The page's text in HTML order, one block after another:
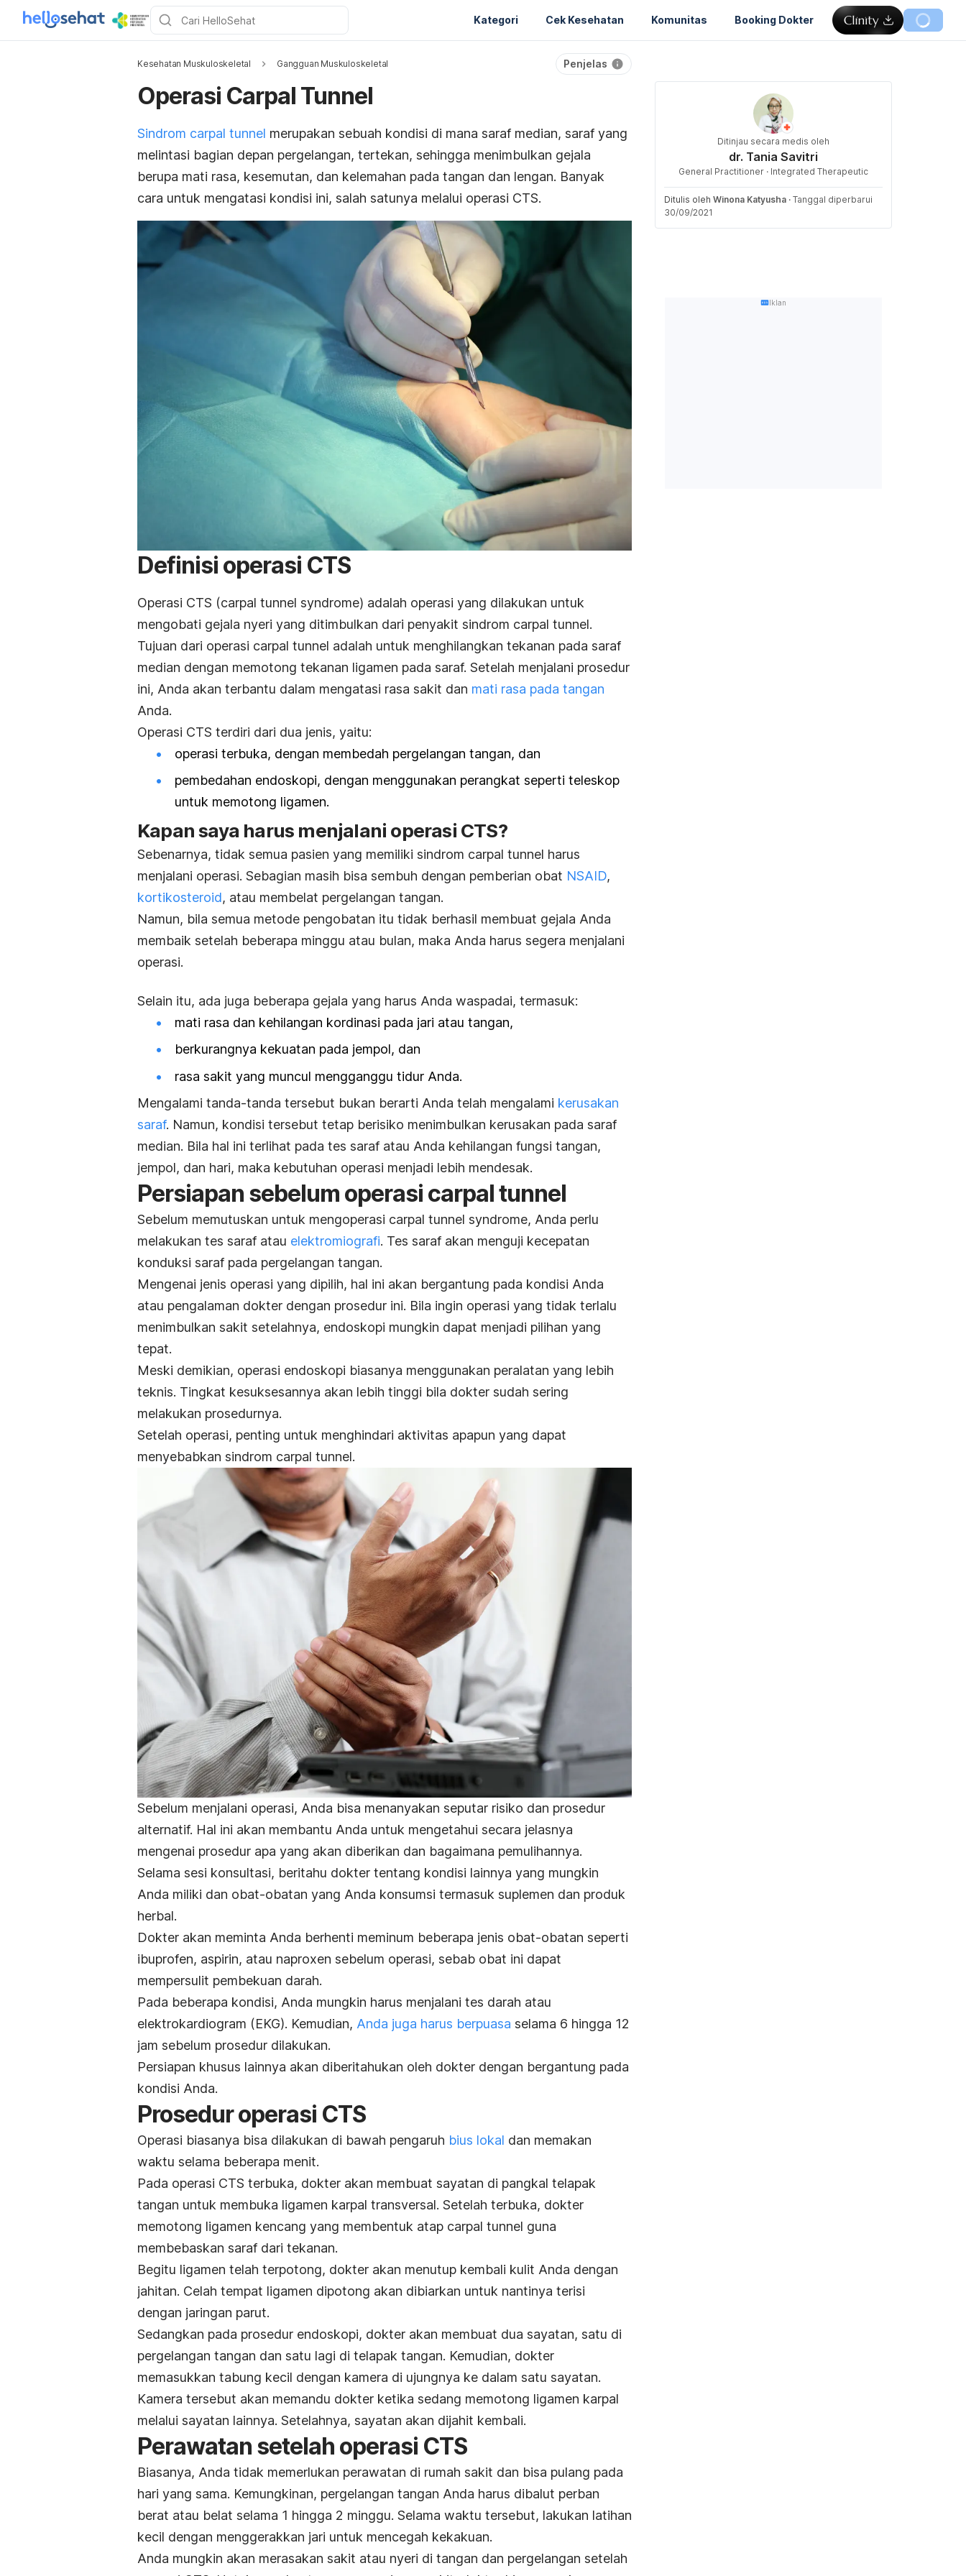
Kategori Cek Kesehatan Komunitas Booking Dokter
Kesehatan Muskuloskeletal Gangguan Muskuloskeletal Penjelas
Operasi Carpal Tunnel
Sindrom carpal tunnel merupakan sebuah kondisi di mana saraf median, saraf yang
melintasi bagian depan pergelangan, tertekan, sehingga menimbulkan gejala
berupa mati rasa, kesemutan, dan kelemahan pada tangan dan lengan. Banyak
cara untuk mengatasi kondisi ini, salah satunya melalui operasi CTS.
Definisi operasi CTS
Operasi CTS (carpal tunnel syndrome) adalah operasi yang dilakukan untuk
mengobati gejala nyeri yang ditimbulkan dari penyakit sindrom carpal tunnel.
Tujuan dari operasi carpal tunnel adalah untuk menghilangkan tekanan pada saraf
median dengan memotong tekanan ligamen pada saraf. Setelah menjalani prosedur
ini, Anda akan terbantu dalam mengatasi rasa sakit dan mati rasa pada tangan
Anda.
Operasi CTS terdiri dari dua jenis, yaitu:
operasi terbuka, dengan membedah pergelangan tangan, dan
pembedahan endoskopi, dengan menggunakan perangkat seperti teleskop
untuk memotong ligamen.
Kapan saya harus menjalani operasi CTS?
Sebenarnya, tidak semua pasien yang memiliki sindrom carpal tunnel harus
menjalani operasi. Sebagian masih bisa sembuh dengan pemberian obat NSAID,
kortikosteroid, atau membelat pergelangan tangan.
Namun, bila semua metode pengobatan itu tidak berhasil membuat gejala Anda
membaik setelah beberapa minggu atau bulan, maka Anda harus segera menjalani
operasi.
Selain itu, ada juga beberapa gejala yang harus Anda waspadai, termasuk:
mati rasa dan kehilangan kordinasi pada jari atau tangan,
berkurangnya kekuatan pada jempol, dan
rasa sakit yang muncul mengganggu tidur Anda.
Mengalami tanda-tanda tersebut bukan berarti Anda telah mengalami kerusakan
saraf. Namun, kondisi tersebut tetap berisiko menimbulkan kerusakan pada saraf
median. Bila hal ini terlihat pada tes saraf atau Anda kehilangan fungsi tangan,
jempol, dan hari, maka kebutuhan operasi menjadi lebih mendesak.
Persiapan sebelum operasi carpal tunnel
Sebelum memutuskan untuk mengoperasi carpal tunnel syndrome, Anda perlu
melakukan tes saraf atau elektromiografi. Tes saraf akan menguji kecepatan
konduksi saraf pada pergelangan tangan.
Mengenai jenis operasi yang dipilih, hal ini akan bergantung pada kondisi Anda
atau pengalaman dokter dengan prosedur ini. Bila ingin operasi yang tidak terlalu
menimbulkan sakit setelahnya, endoskopi mungkin dapat menjadi pilihan yang
tepat.
Meski demikian, operasi endoskopi biasanya menggunakan peralatan yang lebih
teknis. Tingkat kesuksesannya akan lebih tinggi bila dokter sudah sering
melakukan prosedurnya.
Setelah operasi, penting untuk menghindari aktivitas apapun yang dapat
menyebabkan sindrom carpal tunnel.
Sebelum menjalani operasi, Anda bisa menanyakan seputar risiko dan prosedur
alternatif. Hal ini akan membantu Anda untuk mengetahui secara jelasnya
mengenai prosedur apa yang akan diberikan dan bagaimana pemulihannya.
Selama sesi konsultasi, beritahu dokter tentang kondisi lainnya yang mungkin
Anda miliki dan obat-obatan yang Anda konsumsi termasuk suplemen dan produk
herbal.
Dokter akan meminta Anda berhenti meminum beberapa jenis obat-obatan seperti
ibuprofen, aspirin, atau naproxen sebelum operasi, sebab obat ini dapat
mempersulit pembekuan darah.
Pada beberapa kondisi, Anda mungkin harus menjalani tes darah atau
elektrokardiogram (EKG). Kemudian, Anda juga harus berpuasa selama 6 hingga 12
jam sebelum prosedur dilakukan.
Persiapan khusus lainnya akan diberitahukan oleh dokter dengan bergantung pada
kondisi Anda.
Prosedur operasi CTS
Operasi biasanya bisa dilakukan di bawah pengaruh bius lokal dan memakan
waktu selama beberapa menit.
Pada operasi CTS terbuka, dokter akan membuat sayatan di pangkal telapak
tangan untuk membuka ligamen karpal transversal. Setelah terbuka, dokter
memotong ligamen kencang yang membentuk atap carpal tunnel guna
membebaskan saraf dari tekanan.
Begitu ligamen telah terpotong, dokter akan menutup kembali kulit Anda dengan
jahitan. Celah tempat ligamen dipotong akan dibiarkan untuk nantinya terisi
dengan jaringan parut.
Sedangkan pada prosedur endoskopi, dokter akan membuat dua sayatan, satu di
pergelangan tangan dan satu lagi di telapak tangan. Kemudian, dokter
memasukkan tabung kecil dengan kamera di ujungnya ke dalam satu sayatan.
Kamera tersebut akan memandu dokter ketika sedang memotong ligamen karpal
melalui sayatan lainnya. Setelahnya, sayatan akan dijahit kembali.
Perawatan setelah operasi CTS
Biasanya, Anda tidak memerlukan perawatan di rumah sakit dan bisa pulang pada
hari yang sama. Kemungkinan, pergelangan tangan Anda harus dibalut perban
berat atau belat selama 1 hingga 2 minggu. Selama waktu tersebut, lakukan latihan
kecil dengan menggerakkan jari untuk mencegah kekakuan.
Anda mungkin akan merasakan sakit atau nyeri di tangan dan pergelangan setelah
Ditinjau secara medis oleh
dr. Tania Savitri
General Practitioner · Integrated Therapeutic
Ditulis oleh Winona Katyusha · Tanggal diperbarui
30/09/2021
Iklan